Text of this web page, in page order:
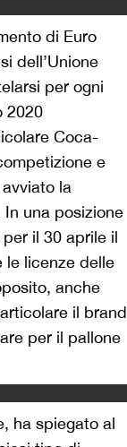
di Euro
dell’Unione
per ogni
2020
Coca-
e
la
una posizione
il 30 aprile il
le licenze delle
anche
il brand
per il pallone
ha spiegato al